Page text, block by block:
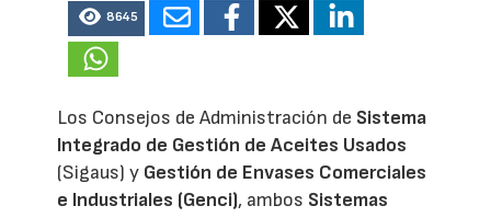
8645
Los Consejos de Administración de Sistema
Integrado de Gestión de Aceites Usados
(Sigaus) y Gestión de Envases Comerciales
e Industriales (Genci), ambos Sistemas